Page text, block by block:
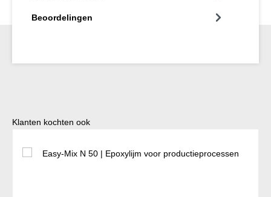
Beoordelingen
Productgalerij overslaan
Klanten kochten ook